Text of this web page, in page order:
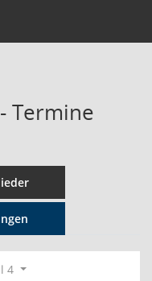
Termine
4